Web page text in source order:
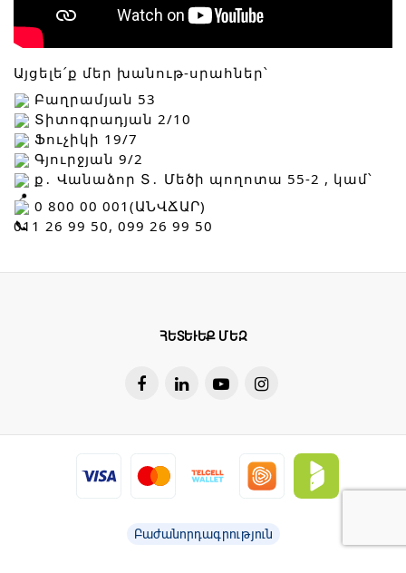
Այցելե՛ք մեր խանութ-սրահներ՝
Բաղրամյան 53
Տիտոգրադյան 2/10
Ֆուչիկի 19/7
Գյուրջյան 9/2
ք․ Վանաձոր Տ․ Մեծի պողոտա 55-2 , կամ՝
0 800 00 001(ԱՆՎՃԱՐ)
011 26 99 50, 099 26 99 50
ՀԵՏԵՒԵՔ ՄԵԶ
Բաժանորդագրություն